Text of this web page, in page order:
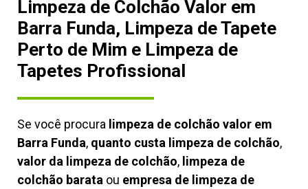
Limpeza de Colchão Valor em
Barra Funda, Limpeza de Tapete
Perto de Mim e Limpeza de
Tapetes Profissional
Se você procura limpeza de colchão valor em
Barra Funda, quanto custa limpeza de colchão,
valor da limpeza de colchão, limpeza de
colchão barata ou empresa de limpeza de